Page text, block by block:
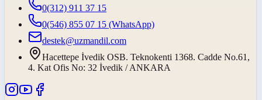
0(312) 911 37 15
0(546) 855 07 15 (WhatsApp)
destek@uzmandil.com
Hacettepe İvedik OSB. Teknokenti 1368. Cadde No.61,
4. Kat Ofis No: 32 İvedik / ANKARA